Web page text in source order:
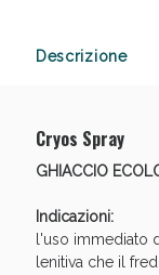
Descrizione
Cryos Spray
GHIACCIO
Indicazioni:
l'uso immediato
lenitiva che il